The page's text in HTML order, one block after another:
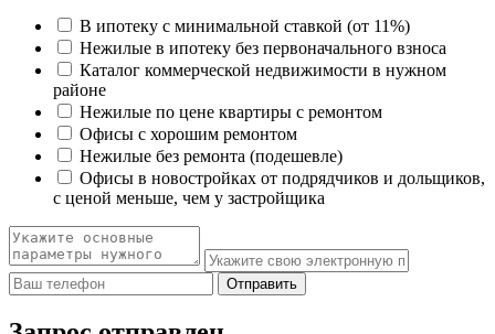
В ипотеку с минимальной ставкой (от 11%)
Нежилые в ипотеку без первоначального взноса
Каталог коммерческой недвижимости в нужном
районе
Нежилые по цене квартиры с ремонтом
Офисы с хорошим ремонтом
Нежилые без ремонта (подешевле)
Офисы в новостройках от подрядчиков и дольщиков,
с ценой меньше, чем у застройщика
Отправить